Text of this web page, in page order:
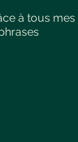
à tous mes